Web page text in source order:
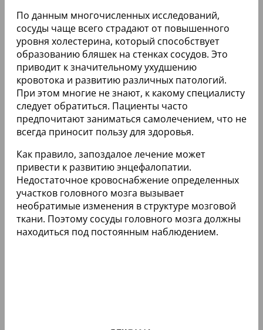
По данным многочисленных исследований,
сосуды чаще всего страдают от повышенного
уровня холестерина, который способствует
образованию бляшек на стенках сосудов. Это
приводит к значительному ухудшению
кровотока и развитию различных патологий.
При этом многие не знают, к какому специалисту
следует обратиться. Пациенты часто
предпочитают заниматься самолечением, что не
всегда приносит пользу для здоровья.
Как правило, запоздалое лечение может
привести к развитию энцефалопатии.
Недостаточное кровоснабжение определенных
участков головного мозга вызывает
необратимые изменения в структуре мозговой
ткани. Поэтому сосуды головного мозга должны
находиться под постоянным наблюдением.